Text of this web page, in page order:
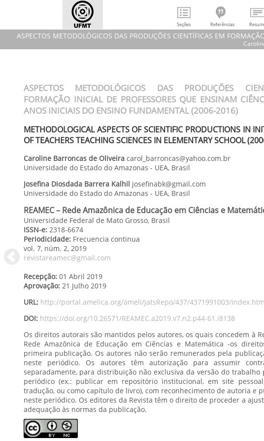
Seções Referências
ASPECTOS METODOLÓGICOS DAS PRODUÇÕES CIENTÍFICAS EM
ASPECTOS METODOLÓGICOS DAS
OS
METHODOLOGICAL ASPECTS OF
REAMEC – Rede
ASPECTOS METODOLÓGICOS DAS PRODUÇÕES
FORMAÇÃO INICIAL DE PROFESSORES QUE ENSINAM
ANOS INICIAIS DO ENSINO FUNDAMENTAL (2006-2016)
METHODOLOGICAL ASPECTS OF SCIENTIFIC PRODUCTIONS IN
OF TEACHERS TEACHING SCIENCES IN ELEMENTARY SCHOOL
Caroline Barroncas de Oliveira carol_barroncas@yahoo.com.br
Universidade do Estado do Amazonas - UEA, Brasil
Josefina Diosdada Barrera Kalhil josefinabk@gmail.com
Universidade do Estado do Amazonas - UEA, Brasil
REAMEC – Rede Amazônica de Educação em Ciências e
Universidade Federal de Mato Grosso, Brasil
ISSN-e: 2318-6674
Periodicidade: Frecuencia continua
vol. 7
, núm. 2, 2019
revistareamec@gmail.com
Recepção:
01 Abril 2019
Aprovação:
21 Julho 2019
URL: http://portal.amelica.org/ameli/jatsRepo/437/4371991003/
DOI: https://doi.org/10.26571/REAMEC.a2019.v7.n2.p44-61.i8138
Os direitos autorais são mantidos pelos autores, os quais concedem à
Rede Amazônica de Educação em Ciências e Matemática -os direitos exclusivos de
primeira publicação. Os autores não serão remunerados pela publicação de trabalhos
neste periódico. Os autores têm autorização para assumir contratos adicionais
separadamente, para distribuição não exclusiva da versão do trabalho publicada neste
periódico (ex.: publicar em repositório institucional, em site pessoal, publicar uma
tradução, ou como capítulo de livro), com reconhecimento de autoria e publicação inicial
neste periódico. Os editores da Revista têm o direito de proceder a ajustes textuais e de
adequação às normas da publicação.